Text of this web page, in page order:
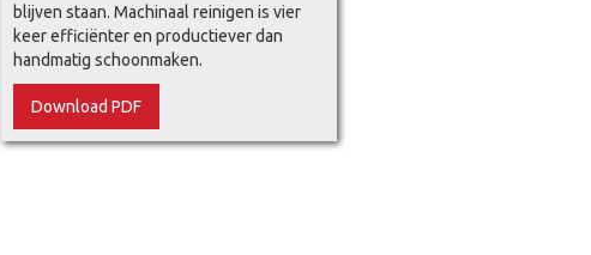
blijven staan. Machinaal reinigen is vier
keer efficiënter en productiever dan
handmatig schoonmaken.
Download PDF